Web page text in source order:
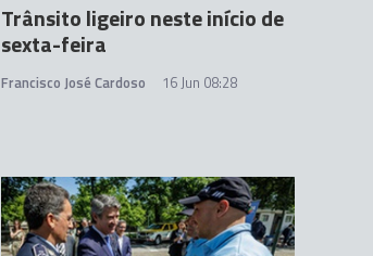
Trânsito ligeiro neste início de
sexta-feira
Francisco José Cardoso 16 Jun 08:28